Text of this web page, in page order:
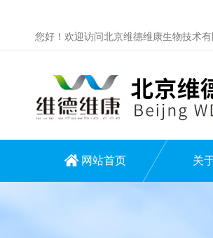
您好！欢迎访问北京维德维康生物技术有
网站首页 关